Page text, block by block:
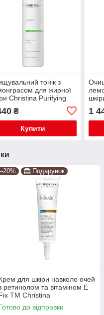
тонік з
для жирної
Christina Purifying
300 мл
₴
Купити
1
–20% Подарунок
для шкіри навколо очей
ретинолом та вітаміном Е
TM Christina
до відправки